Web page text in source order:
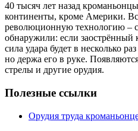
40 тысяч лет назад
континенты, кроме Америки.
революционную технологию –
обнаружили: если заострённый
сила удара будет в несколько
но держа его в руке.
стрелы и другие орудия.
Полезные ссылки
Орудия труда